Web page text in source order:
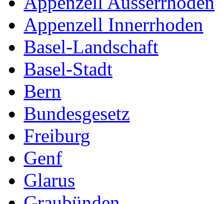
Appenzell Innerrhoden
Basel-Landschaft
Basel-Stadt
Bern
Bundesgesetz
Freiburg
Genf
Glarus